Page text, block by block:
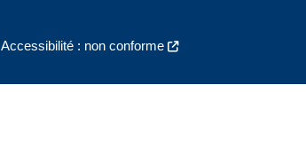
Accessibilité : non conforme